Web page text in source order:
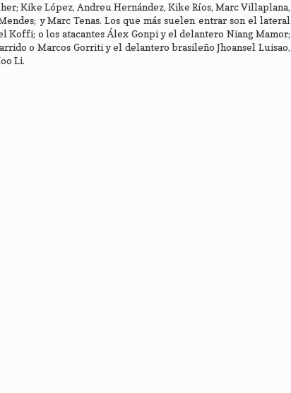
Kike López, Andreu Hernández, Kike Ríos, Marc Villaplana,
y Marc Tenas. Los que más suelen entrar son el lateral
Koffi; o los atacantes Álex Gonpi y el delantero Niang Mamor;
o Marcos Gorriti y el delantero brasileño Jhoansel Luisao,
Li.